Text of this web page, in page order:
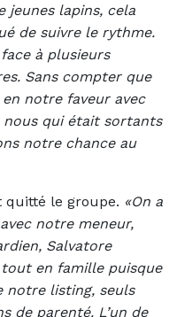
jeunes lapins, cela
de suivre le rythme.
à plusieurs
Sans compter que
notre faveur avec
qui était sortants
notre chance au
quitté le groupe. «On a
notre meneur,
Salvatore
en famille puisque
notre listing, seuls
de parenté. L’un de